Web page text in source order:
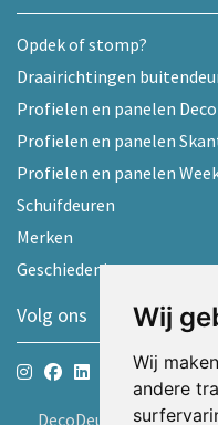
Wij
Wij
andere
Opdek of stomp?
Draairichtingen
Profielen en panelen
Profielen en panelen
Profielen en panelen
Schuifdeuren
Merken
Geschiedenis
Volg ons
DecoDeur B.V.